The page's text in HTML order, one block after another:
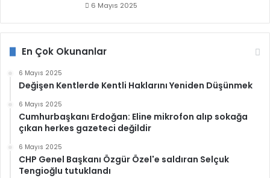
6 Mayıs 2025
En Çok Okunanlar
6 Mayıs 2025
Değişen Kentlerde Kentli Haklarını Yeniden Düşünmek
6 Mayıs 2025
Cumhurbaşkanı Erdoğan: Eline mikrofon alıp sokağa
çıkan herkes gazeteci değildir
6 Mayıs 2025
CHP Genel Başkanı Özgür Özel'e saldıran Selçuk
Tengioğlu tutuklandı